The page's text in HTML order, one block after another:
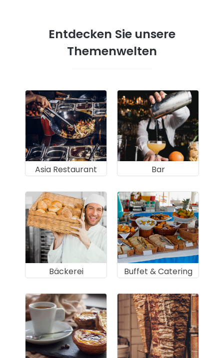
Entdecken Sie unsere
Themenwelten
Asia Restaurant Bar
Bäckerei Buffet & Catering